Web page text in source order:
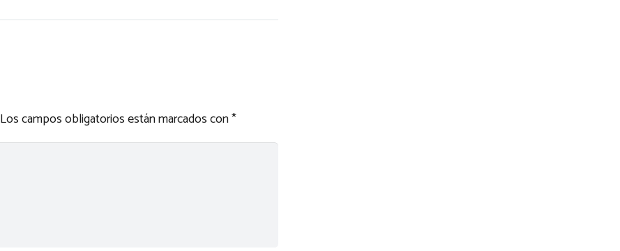
Los campos obligatorios están marcados con*